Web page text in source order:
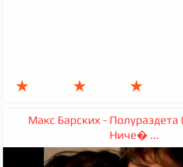
★ ★ ★
Макс Барских - Полураздета
Ниче� ...